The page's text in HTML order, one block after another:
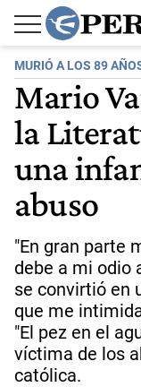
MURIÓ A LOS 89
Mario
la
una
abuso
"En gran parte
debe a mi odio
se convirtió en
que me
"El pez en el
víctima de los
católica.